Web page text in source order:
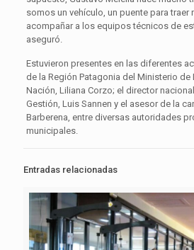
somos un vehículo, un puente para traer
acompañar a los equipos técnicos de
aseguró.
Estuvieron presentes en las diferentes
de la Región Patagonia del Ministerio
Nación, Liliana Corzo; el director
Gestión, Luis Sannen y el asesor de la
Barberena, entre diversas autoridades
municipales.
Entradas relacionadas